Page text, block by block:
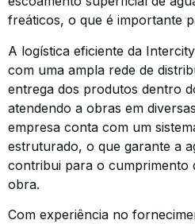
freáticos, o que é importante
A logística eficiente da
com uma ampla rede de
entrega dos produtos dentro
atendendo a obras em
empresa conta com um
estruturado, o que garante a
contribui para o cumprimento
obra.
Com experiência no